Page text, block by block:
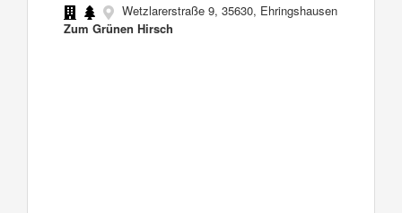
Wetzlarerstraße 9, 35630, Ehringshausen
Zum Grünen Hirsch